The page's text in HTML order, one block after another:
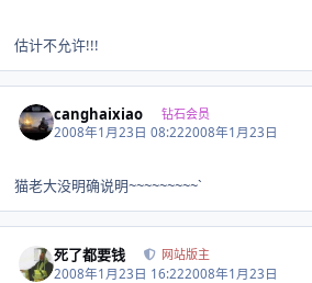
估计不允许!!!
canghaixiao 钻石会员
2008年1月23日 08:222008年1月23日
猫老大没明确说明~~~~~~~~~`
死了都要钱 网站版主
2008年1月23日 16:222008年1月23日